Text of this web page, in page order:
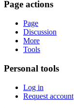
Page actions
Page
Discussion
More
Tools
Personal tools
Log in
Request account